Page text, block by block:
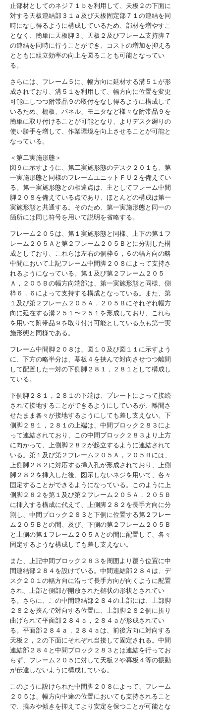
止部材としてのネジ７１ｂを利用して、天板２の下面に
対する天板連結部３１ａ及び天板固定部７１の連結を同
時になし得るように構成しているため、部材を増やすこ
となく、簡単に天板脚３、天板２及びフレーム支持脚７
の連結を同時に行うことができ、コストの増加を抑える
とともに組立効率の向上を図ることも可能となってい
る。
さらには、フレーム５に、幅方向に延材する溝５１が形
成されており、溝５１を利用して、幅方向に位置を変更
可能にしつつ附帯品９の取付をなし得るように構成して
いるため、棚板、パネル、モニタなど様々な附帯品９を
簡単に取り付けることが可能となり、よりデスク廻りの
使い勝手を増して、作業環境を向上させることが可能と
なっている。
＜第二実施形態＞
図９に示すように、第二実施形態のデスク２０１も、第
一実施形態と同様のフレームユニットＦＵ２を備えてい
る。第一実施形態との相違点は、主としてフレーム中間
脚２０８を備えている点であり、ほとんどの構成は第一
実施形態と共通する。そのため、第一実施形態と同一の
箇所には同じ符号を用いて説明を省略する。
フレーム２０５は、第１実施形態と同様、上下の第１フ
レーム２０５Ａと第２フレーム２０５Ｂとに分割した構
成としており、これらは左右の側枠６，６の幅方向の略
中間において上記フレーム中間脚２０８によって支持さ
れるようになっている。第１及び第２フレーム２０５
Ａ，２０５Ｂの幅方向端部は、第一実施形態と同様、側
枠６，６によって支持する構成となっている。また、第
１及び第２フレーム２０５Ａ，２０５Ｂにそれぞれ幅方
向に延在する溝２５１〜２５１を形成しており、これら
を用いて附帯品９を取り付け可能としている点も第一実
施形態と同様である。
フレーム中間脚２０８は、図１０及び図１１に示すよう
に、下方の略半分は、幕板４を挟んで対向させつつ離間
して配置した一対の下側脚２８１，２８１として構成し
ている。
下側脚２８１，２８１の下端は、プレートによって接続
されて接地することができるようにしているが、離間さ
せたまま各々が接地するようにしても差し支えない。下
側脚２８１，２８１の上端は、中間ブロック２８３によ
って連結されており、この中間ブロック２８３より上方
に向かって、上側脚２８２が起立するように連結されて
いる。第１及び第２フレーム２０５Ａ，２０５Ｂには、
上側脚２８２に対応する挿入孔が形成されており、上側
脚２８２を挿入した後、図示しないネジを用いて、各々
固定することができるようになっている。このように上
側脚２８２を第１及び第２フレーム２０５Ａ，２０５Ｂ
に挿入する構成に代えて、上側脚２８２を長手方向に分
割し、中間ブロック２８３と下側に位置する第２フレー
ム２０５Ｂとの間、及び、下側の第２フレーム２０５Ｂ
と上側の第１フレーム２０５Ａとの間に配置して、各々
固定するような構成しても差し支えない。
また、上記中間ブロック２８３を周囲より覆う位置に中
間連結部２８４を設けている。中間連結部２８４は、デ
スク２０１の幅方向に沿って長手方向が向くように配置
され、上部と側部が開放された樋状の形状とされてい
る。さらに、この中間連結部２８４の上部には、上部脚
２８２を挟んで対向する位置に、上部脚２８２側に折り
曲げられて平面部２８４ａ，２８４ａが形成されてい
る。平面部２８４ａ，２８４ａは、前後方向に対向する
天板２，２の下面にそれぞれ当接して固定される。中間
連結部２８４と中間ブロック２８３とは連結を行ってお
らず、フレーム２０５に対して天板２や幕板４等の振動
が伝達しないように構成している。
このように設けられた中間脚２０８によって、フレーム
２０５は、幅方向中途の位置においても支持されること
で、撓みや傾きを抑えてより安定を保つことが可能とな